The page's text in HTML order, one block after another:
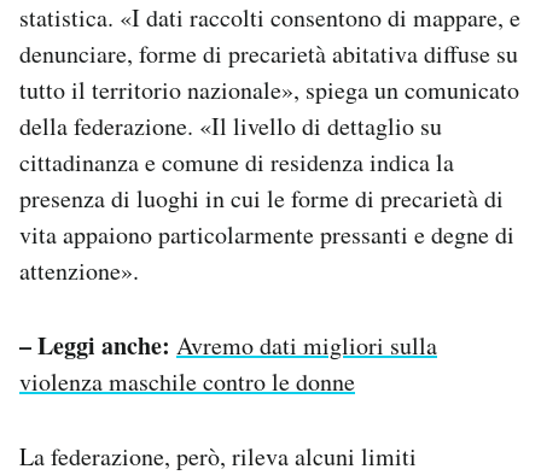
statistica. «I dati raccolti consentono di mappare, e
denunciare, forme di precarietà abitativa diffuse su
tutto il territorio nazionale», spiega un comunicato
della federazione. «Il livello di dettaglio su
cittadinanza e comune di residenza indica la
presenza di luoghi in cui le forme di precarietà di
vita appaiono particolarmente pressanti e degne di
attenzione».
– Leggi anche: Avremo dati migliori sulla
violenza maschile contro le donne
La federazione, però, rileva alcuni limiti